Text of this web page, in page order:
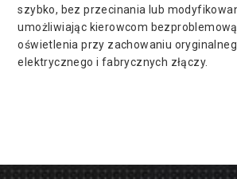
szybko, bez przecinania lub
umożliwiając kierowcom
oświetlenia przy zachowaniu
elektrycznego i fabrycznych złączy.